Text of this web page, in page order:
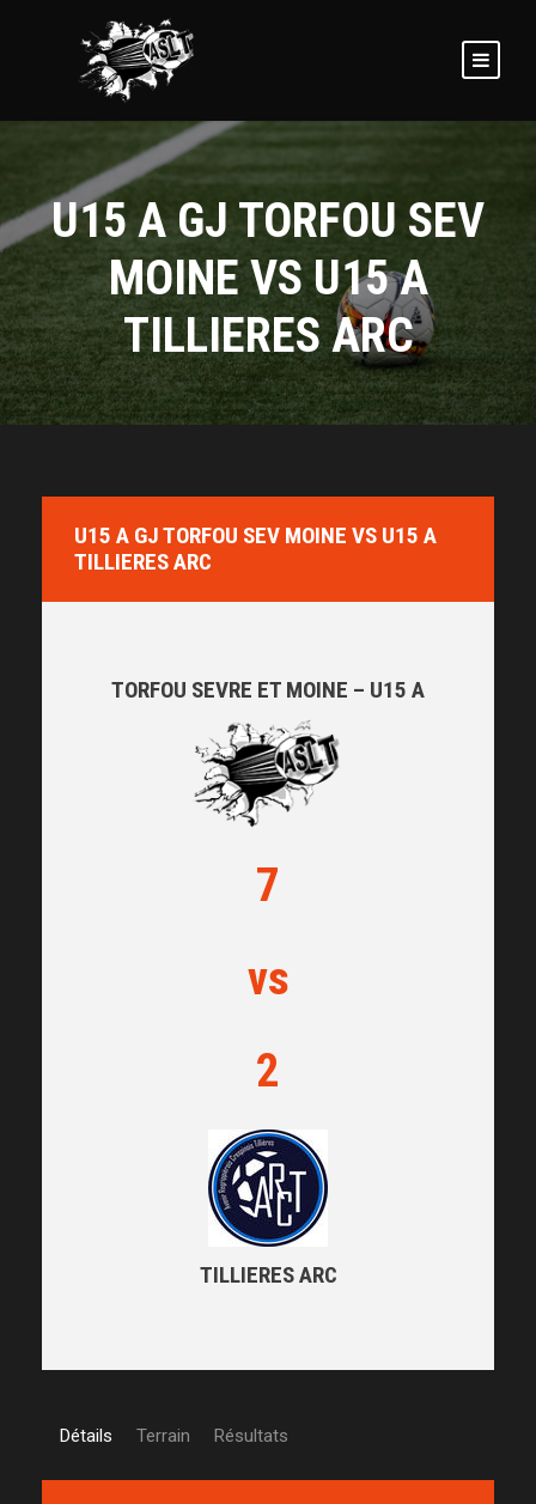
U15 A GJ TORFOU SEV
MOINE VS U15 A
TILLIERES ARC
U15 A GJ TORFOU SEV MOINE VS U15 A
TILLIERES ARC
TORFOU SEVRE ET MOINE – U15 A
7
vs
2
TILLIERES ARC
Détails Terrain Résultats